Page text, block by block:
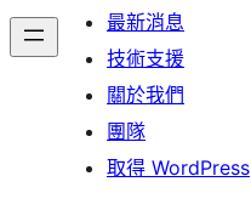
最新消息
技術支援
關於我們
團隊
取得 WordPress